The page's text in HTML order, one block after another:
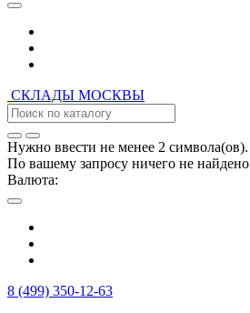
СКЛАДЫ МОСКВЫ
Нужно ввести не менее 2 символа(ов).
По вашему запросу ничего не найдено
Валюта:
8 (499) 350-12-63